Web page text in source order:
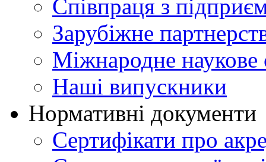
Співпраця з
Зарубіжне
Міжнародне наукове
Наші випускники
Нормативні документи
Сертифікати про